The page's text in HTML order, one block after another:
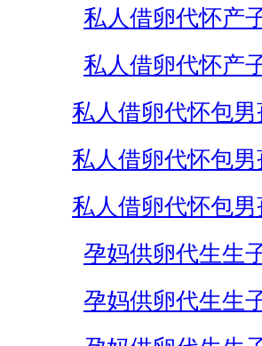
私人借卵代怀产
私人借卵代怀产
私人借卵代怀包男
私人借卵代怀包男
私人借卵代怀包男
孕妈供卵代生生
孕妈供卵代生生